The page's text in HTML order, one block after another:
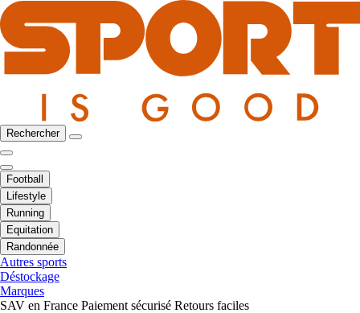
Rechercher
Football
Lifestyle
Running
Equitation
Randonnée
Autres sports
Déstockage
Marques
SAV en France Paiement sécurisé Retours faciles